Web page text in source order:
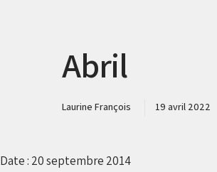
Abril
Laurine François 19 avril 2022
Date : 20 septembre 2014